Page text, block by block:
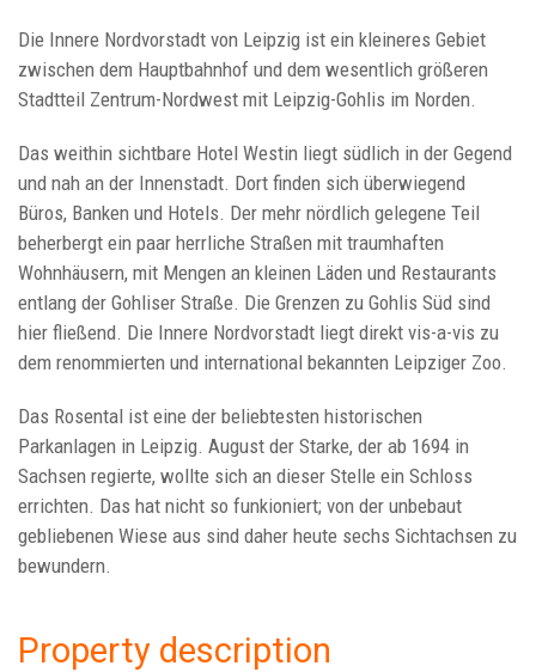
Die Innere Nordvorstadt von Leipzig ist ein kleineres Gebiet
zwischen dem Hauptbahnhof und dem wesentlich größeren
Stadtteil Zentrum-Nordwest mit Leipzig-Gohlis im Norden.
Das weithin sichtbare Hotel Westin liegt südlich in der Gegend
und nah an der Innenstadt. Dort finden sich überwiegend
Büros, Banken und Hotels. Der mehr nördlich gelegene Teil
beherbergt ein paar herrliche Straßen mit traumhaften
Wohnhäusern, mit Mengen an kleinen Läden und Restaurants
entlang der Gohliser Straße. Die Grenzen zu Gohlis Süd sind
hier fließend. Die Innere Nordvorstadt liegt direkt vis-a-vis zu
dem renommierten und international bekannten Leipziger Zoo.
Das Rosental ist eine der beliebtesten historischen
Parkanlagen in Leipzig. August der Starke, der ab 1694 in
Sachsen regierte, wollte sich an dieser Stelle ein Schloss
errichten. Das hat nicht so funkioniert; von der unbebaut
gebliebenen Wiese aus sind daher heute sechs Sichtachsen zu
bewundern.
Property description